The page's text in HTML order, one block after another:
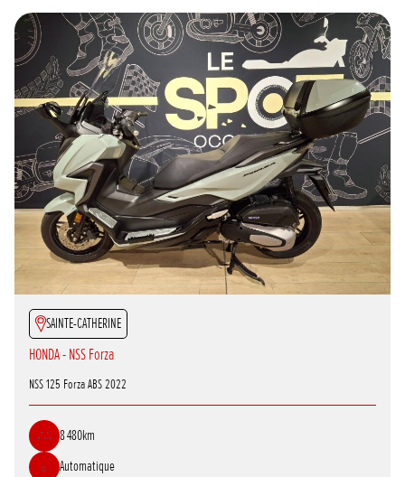
SAINTE-CATHERINE
HONDA - NSS Forza
NSS 125 Forza ABS 2022
8 480km
Automatique